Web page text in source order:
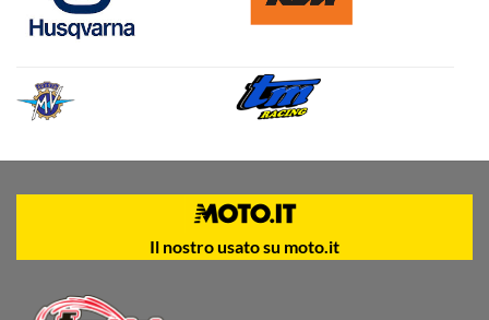
Il nostro usato su moto.it